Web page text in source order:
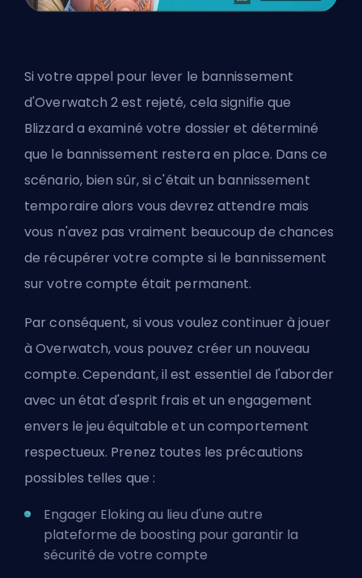
Si votre appel pour lever le bannissement
d'Overwatch 2 est rejeté, cela signifie que
Blizzard a examiné votre dossier et déterminé
que le bannissement restera en place. Dans ce
scénario, bien sûr, si c'était un bannissement
temporaire alors vous devrez attendre mais
vous n'avez pas vraiment beaucoup de chances
de récupérer votre compte si le bannissement
sur votre compte était permanent.
Par conséquent, si vous voulez continuer à jouer
à Overwatch, vous pouvez créer un nouveau
compte. Cependant, il est essentiel de l'aborder
avec un état d'esprit frais et un engagement
envers le jeu équitable et un comportement
respectueux. Prenez toutes les précautions
possibles telles que :
Engager Eloking au lieu d'une autre
plateforme de boosting pour garantir la
sécurité de votre compte